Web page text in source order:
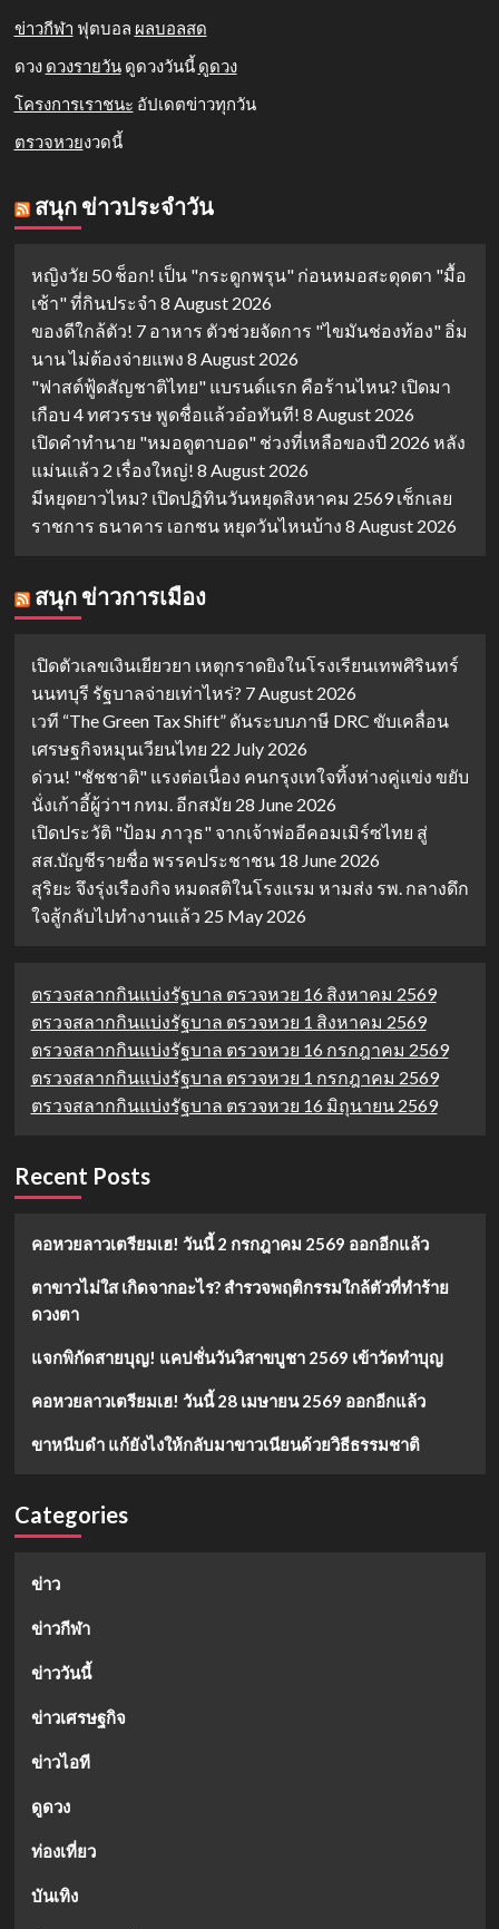
ข่าวกีฬา ฟุตบอล ผลบอลสด
ดวง ดวงรายวันดูดวงวันนี้ ดูดวง
โครงการเราชนะ อัปเดตข่าวทุกวัน
ตรวจหวยงวดนี้
สนุก ข่าวประจำวัน
หญิงวัย 50 ช็อก! เป็น "กระดูกพรุน" ก่อนหมอสะดุดตา "มื้อ
เช้า" ที่กินประจำ 8 August 2026
ของดีใกล้ตัว! 7 อาหาร ตัวช่วยจัดการ "ไขมันช่องท้อง" อิ่ม
นาน ไม่ต้องจ่ายแพง 8 August 2026
"ฟาสต์ฟู้ดสัญชาติไทย" แบรนด์แรก คือร้านไหน? เปิดมา
เกือบ 4 ทศวรรษ พูดชื่อแล้วอ๋อทันที! 8 August 2026
เปิดคำทำนาย "หมอดูตาบอด" ช่วงที่เหลือของปี 2026 หลัง
แม่นแล้ว 2 เรื่องใหญ่! 8 August 2026
มีหยุดยาวไหม? เปิดปฏิทินวันหยุดสิงหาคม 2569 เช็กเลย
ราชการ ธนาคาร เอกชน หยุดวันไหนบ้าง 8 August 2026
สนุก ข่าวการเมือง
เปิดตัวเลขเงินเยียวยา เหตุกราดยิงในโรงเรียนเทพศิรินทร์
นนทบุรี รัฐบาลจ่ายเท่าไหร่? 7 August 2026
เวที “The Green Tax Shift” ดันระบบภาษี DRC ขับเคลื่อน
เศรษฐกิจหมุนเวียนไทย 22 July 2026
ด่วน! "ชัชชาติ" แรงต่อเนื่อง คนกรุงเทใจทิ้งห่างคู่แข่ง ขยับ
นั่งเก้าอี้ผู้ว่าฯ กทม. อีกสมัย 28 June 2026
เปิดประวัติ "ป้อม ภาวุธ" จากเจ้าพ่ออีคอมเมิร์ซไทย สู่
สส.บัญชีรายชื่อ พรรคประชาชน 18 June 2026
สุริยะ จึงรุ่งเรืองกิจ หมดสติในโรงแรม หามส่ง รพ. กลางดึก
ใจสู้กลับไปทำงานแล้ว 25 May 2026
ตรวจสลากกินแบ่งรัฐบาล ตรวจหวย 16 สิงหาคม 2569
ตรวจสลากกินแบ่งรัฐบาล ตรวจหวย 1 สิงหาคม 2569
ตรวจสลากกินแบ่งรัฐบาล ตรวจหวย 16 กรกฎาคม 2569
ตรวจสลากกินแบ่งรัฐบาล ตรวจหวย 1 กรกฎาคม 2569
ตรวจสลากกินแบ่งรัฐบาล ตรวจหวย 16 มิถุนายน 2569
Recent Posts
คอหวยลาวเตรียมเฮ! วันนี้ 2 กรกฎาคม 2569 ออกอีกแล้ว
ตาขาวไม่ใส เกิดจากอะไร? สำรวจพฤติกรรมใกล้ตัวที่ทำร้าย
ดวงตา
แจกพิกัดสายบุญ! แคปชั่นวันวิสาขบูชา 2569 เข้าวัดทำบุญ
คอหวยลาวเตรียมเฮ! วันนี้ 28 เมษายน 2569 ออกอีกแล้ว
ขาหนีบดำ แก้ยังไงให้กลับมาขาวเนียนด้วยวิธีธรรมชาติ
Categories
ข่าว
ข่าวกีฬา
ข่าววันนี้
ข่าวเศรษฐกิจ
ข่าวไอที
ดูดวง
ท่องเที่ยว
บันเทิง